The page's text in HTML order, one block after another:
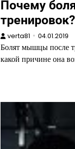
Почему
тренировок?
verta81 04.01.2019
Болят мышцы после
какой причине она